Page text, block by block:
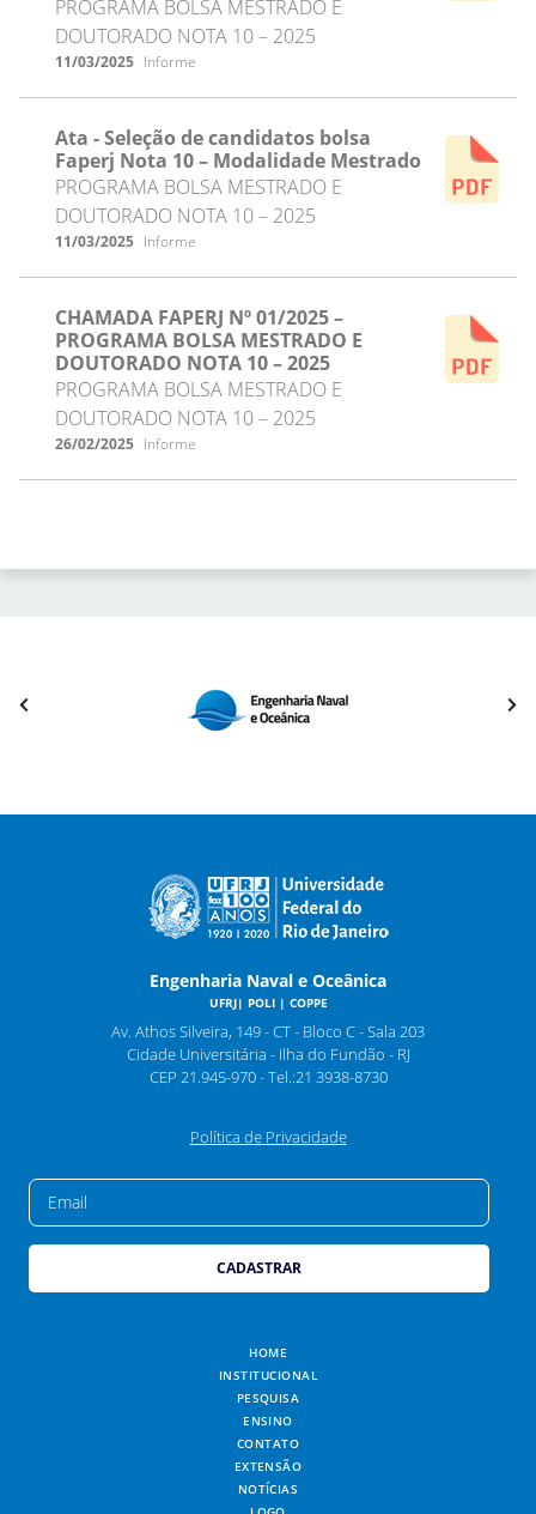
PROGRAMA BOLSA MESTRADO E
DOUTORADO NOTA 10 – 2025
11/03/2025 Informe
Ata - Seleção de candidatos bolsa
Faperj Nota 10 – Modalidade Mestrado
PROGRAMA BOLSA MESTRADO E
DOUTORADO NOTA 10 – 2025
11/03/2025 Informe
CHAMADA FAPERJ Nº 01/2025 –
PROGRAMA BOLSA MESTRADO E
DOUTORADO NOTA 10 – 2025
PROGRAMA BOLSA MESTRADO E
DOUTORADO NOTA 10 – 2025
26/02/2025 Informe
Engenharia Naval e Oceânica
UFRJ| POLI | COPPE
Av. Athos Silveira, 149 - CT - Bloco C - Sala 203
Cidade Universitária - Ilha do Fundão - RJ
CEP 21.945-970 - Tel.:21 3938-8730
Política de Privacidade
HOME
INSTITUCIONAL
PESQUISA
ENSINO
CONTATO
EXTENSÃO
NOTÍCIAS